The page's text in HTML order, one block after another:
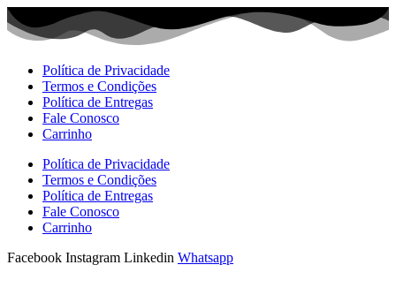
Ir
para
Política de Privacidade
Termos e Condições
Política de Entregas
Fale Conosco
Carrinho
Política de Privacidade
Termos e Condições
Política de Entregas
Fale Conosco
Carrinho
Facebook Instagram Linkedin Whatsapp